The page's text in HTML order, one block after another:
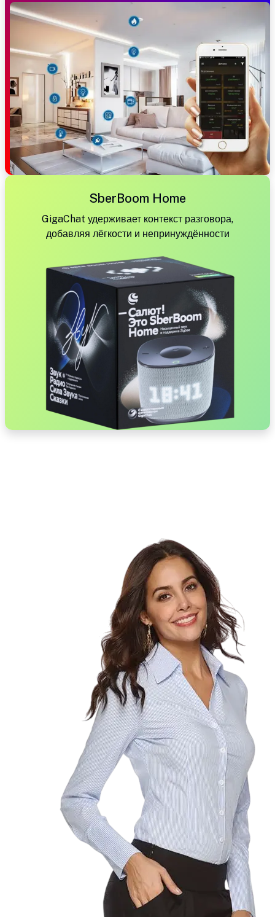
SberBoom Home
GigaChat удерживает контекст разговора,
добавляя лёгкости и непринуждённости